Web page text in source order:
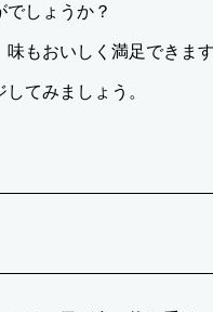
しょうか？
もおいしく満足できます
てみましょう。